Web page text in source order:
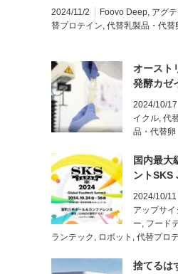
2024/11/2 Foovo Deep, アグ
替プロテイン, 代替乳製品・代替
オースト
発酵カゼ
認証を取
2024/10/17
イクル, 代
品・代替卵
国内最大
ントSKS
日-26日
催
2024/10/11
アップサイ
ー, フード
ランテック , ロボット , 代替プロ
捨てるは